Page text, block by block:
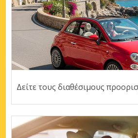
Δείτε τους διαθέσιμους